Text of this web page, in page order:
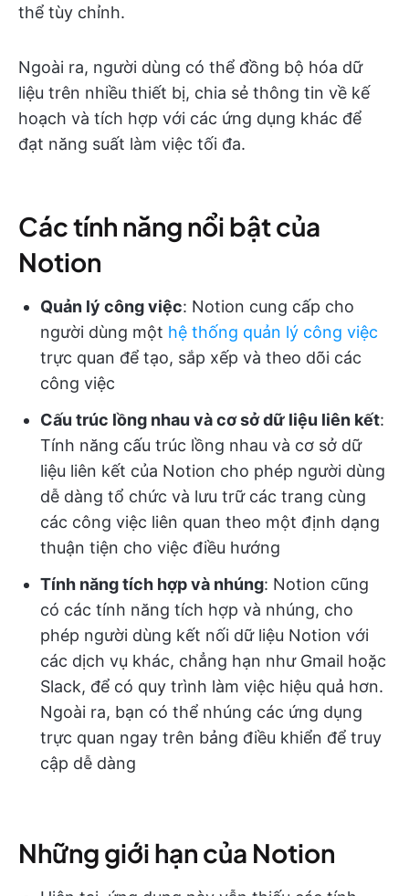
thể tùy chỉnh.
Ngoài ra, người dùng có thể đồng bộ hóa dữ
liệu trên nhiều thiết bị, chia sẻ thông tin về kế
hoạch và tích hợp với các ứng dụng khác để
đạt năng suất làm việc tối đa.
Các tính năng nổi bật của
Notion
Quản lý công việc: Notion cung cấp cho
người dùng một hệ thống quản lý công việc
trực quan để tạo, sắp xếp và theo dõi các
công việc
Cấu trúc lồng nhau và cơ sở dữ liệu liên kết:
Tính năng cấu trúc lồng nhau và cơ sở dữ
liệu liên kết của Notion cho phép người dùng
dễ dàng tổ chức và lưu trữ các trang cùng
các công việc liên quan theo một định dạng
thuận tiện cho việc điều hướng
Tính năng tích hợp và nhúng: Notion cũng
có các tính năng tích hợp và nhúng, cho
phép người dùng kết nối dữ liệu Notion với
các dịch vụ khác, chẳng hạn như Gmail hoặc
Slack, để có quy trình làm việc hiệu quả hơn.
Ngoài ra, bạn có thể nhúng các ứng dụng
trực quan ngay trên bảng điều khiển để truy
cập dễ dàng
Những giới hạn của Notion